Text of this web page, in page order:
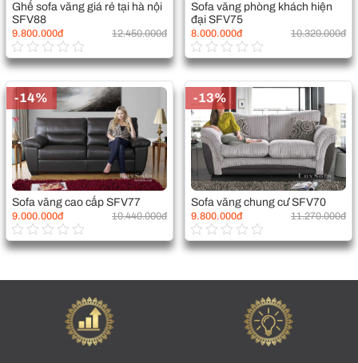
Ghế sofa văng giá rẻ tại hà nội
SFV88
9.800.000đ 12.450.000đ
Sofa văng phòng khách hiện
đại SFV75
8.000.000đ 10.320.000đ
Sofa văng cao cấp SFV77
9.000.000đ 10.440.000đ
-14%
Sofa văng chung cư SFV70
9.800.000đ 11.270.000đ
-13%